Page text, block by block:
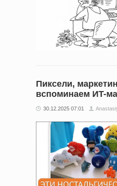
Пиксели,
вспоминаем ИT-
30.12.2025 07:01